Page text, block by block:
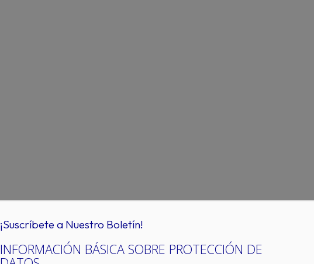
¡Suscríbete a Nuestro Boletín!
INFORMACIÓN BÁSICA SOBRE PROTECCIÓN DE